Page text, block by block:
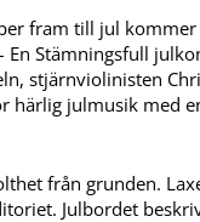
fram till jul
En Stämningsfull
stjärnviolinisten
härlig julmusik med
från grunden.
Julbordet